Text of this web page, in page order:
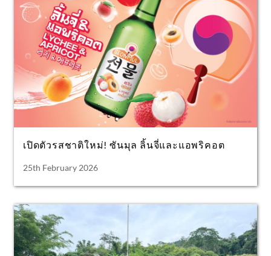
เปิดตัวรสชาติใหม่! ซันมุล ลิ้นจี่และแอพริคอต
25th February 2026